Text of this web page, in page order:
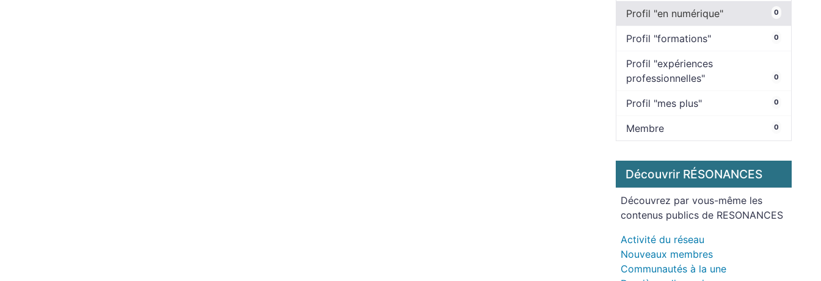
Profil "en numérique" 0
Profil "formations" 0
Profil "expériences
professionnelles"
0
Profil "mes plus" 0
Membre 0
Découvrir RÉSONANCES
Découvrez par vous-même les
contenus publics de RESONANCES
Activité du réseau
Nouveaux membres
Communautés à la une